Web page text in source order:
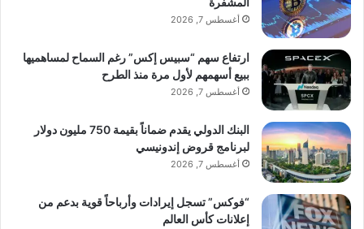
أغسطس 7, 2026
ارتفاع سهم “سبيس إكس” رغم السماح لمساهميها
ببيع أسهمهم لأول مرة منذ الطرح
أغسطس 7, 2026
البنك الدولي يقدم ضماناً بقيمة 750 مليون دولار
لبرنامج قروض إندونيسي
أغسطس 7, 2026
“فوكس” تسجل إيرادات وأرباحاً قوية بدعم من
إعلانات كأس العالم